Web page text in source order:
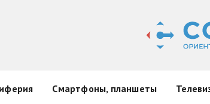
Смартфоны, планшеты